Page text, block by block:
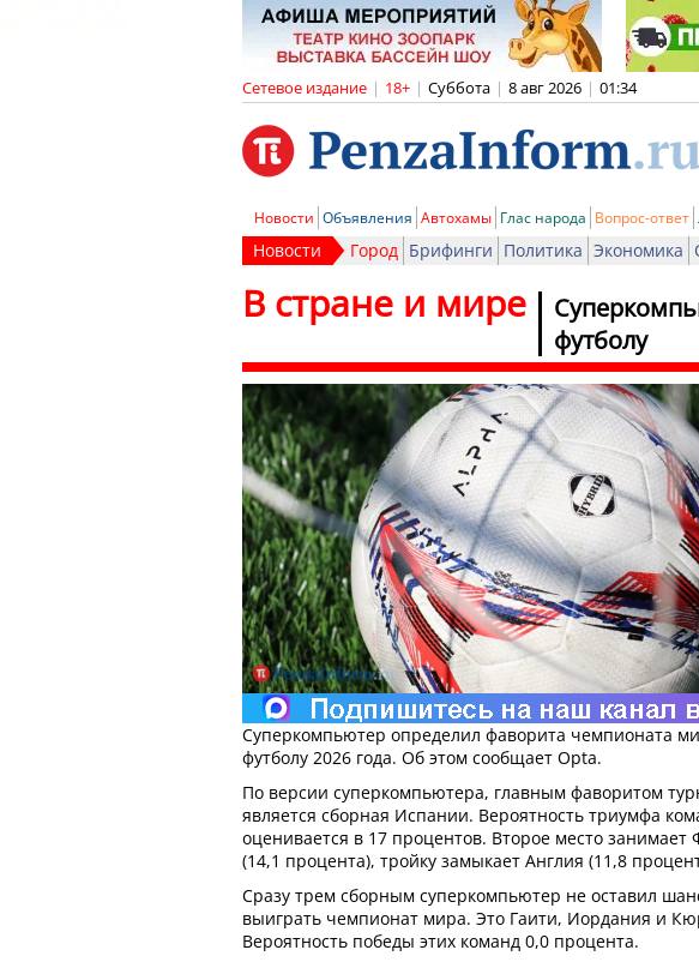
Сетевое издание | 18+ | Суббота | 8 авг 2026 | 01:34
Новости Объявления Автохамы Глас народа Вопрос-ответ
Новости Город Брифинги Политика Экономика
футболу
В стране и мире
Суперкомпьютер определил фаворита чемпионата
футболу 2026 года. Об этом сообщает Opta.
По версии суперкомпьютера, главным фаворитом
является сборная Испании. Вероятность триумфа
оценивается в 17 процентов. Второе место занимает
(14,1 процента), тройку замыкает Англия (11,8
Сразу трем сборным суперкомпьютер не оставил
выиграть чемпионат мира. Это Гаити, Иордания и
Вероятность победы этих команд 0,0 процента.